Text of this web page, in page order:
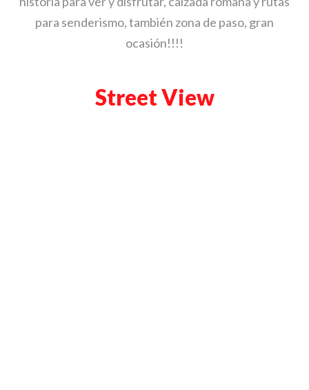
para senderismo, también zona de paso, gran
ocasión!!!!
Street View